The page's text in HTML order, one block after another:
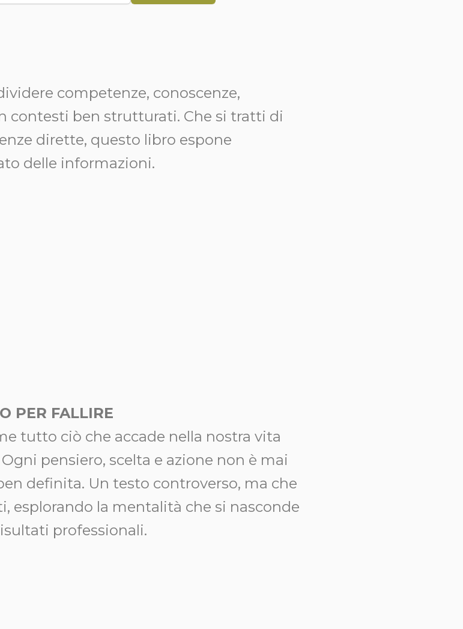
competenze, conoscenze,
contesti ben strutturati. Che si tratti di
dirette, questo libro espone
delle informazioni.
PER FALLIRE
tutto ciò che accade nella nostra vita
pensiero, scelta e azione non è mai
definita. Un testo controverso, ma che
esplorando la mentalità che si nasconde
professionali.